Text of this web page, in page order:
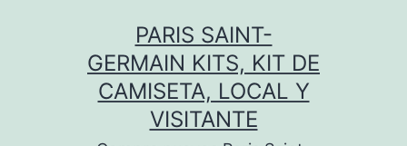
PARIS SAINT-
GERMAIN KITS, KIT DE
CAMISETA, LOCAL Y
VISITANTE